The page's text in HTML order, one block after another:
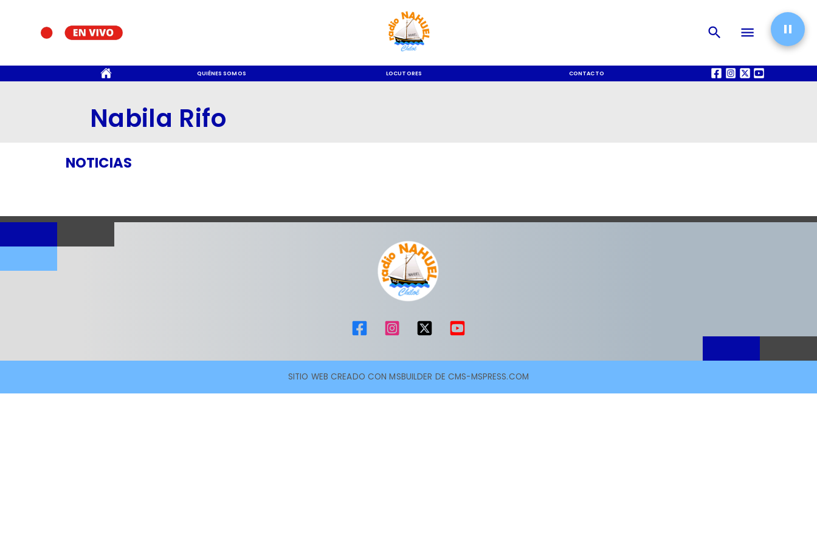
QUIÉNES SOMOS LOCUTORES CONTACTO QUIÉNES SOMOS
Nabila Rifo
NOTICIAS
SITIO WEB CREADO CON MSBUILDER DE CMS-MSPRESS.COM